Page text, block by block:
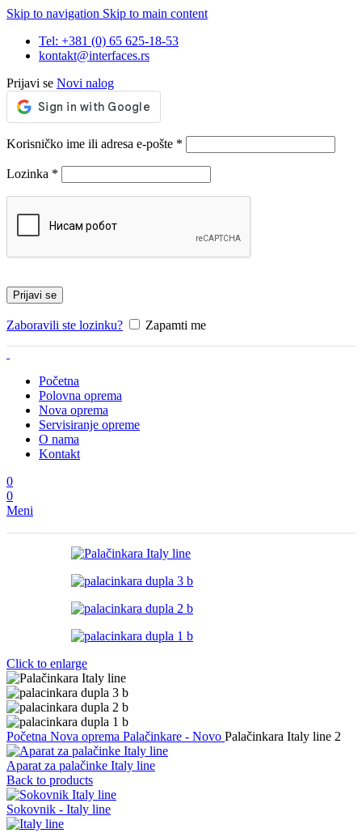
Skip to navigation Skip to main content
Tel: +381 (0) 65 625-18-53
kontakt@interfaces.rs
Prijavi se Novi nalog
Korisničko ime ili adresa e-pošte *
Lozinka *
Prijavi se
Zaboravili ste lozinku? Zapamti me
Početna
Polovna oprema
Nova oprema
Servisiranje opreme
O nama
Kontakt
0
0
Meni
Click to enlarge
Početna Nova oprema Palačinkare - Novo Palačinkara Italy line 2
Aparat za palačinke Italy line
Back to products
Sokovnik - Italy line